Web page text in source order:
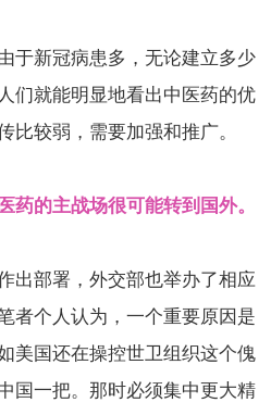
于新冠病患多，无论建立多少
们就能明显地看出中医药的优
比较弱，需要加强和推广。
药的主战场很可能转到国外。
出部署，外交部也举办了相应
者个人认为，一个重要原因是
美国还在操控世卫组织这个傀
国一把。那时必须集中更大精